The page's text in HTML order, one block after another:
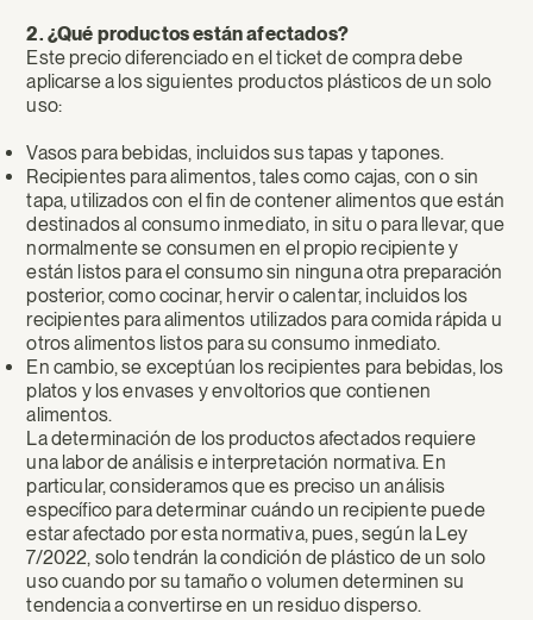
2. ¿Qué productos están afectados?
Este precio diferenciado en el ticket de compra debe
aplicarse a los siguientes productos plásticos de un solo
uso:
Vasos para bebidas, incluidos sus tapas y tapones.
Recipientes para alimentos, tales como cajas, con o sin
tapa, utilizados con el fin de contener alimentos que están
destinados al consumo inmediato, in situ o para llevar, que
normalmente se consumen en el propio recipiente y
están listos para el consumo sin ninguna otra preparación
posterior, como cocinar, hervir o calentar, incluidos los
recipientes para alimentos utilizados para comida rápida u
otros alimentos listos para su consumo inmediato.
En cambio, se exceptúan los recipientes para bebidas, los
platos y los envases y envoltorios que contienen
alimentos.
La determinación de los productos afectados requiere
una labor de análisis e interpretación normativa. En
particular, consideramos que es preciso un análisis
específico para determinar cuándo un recipiente puede
estar afectado por esta normativa, pues, según la Ley
7/2022, solo tendrán la condición de plástico de un solo
uso cuando por su tamaño o volumen determinen su
tendencia a convertirse en un residuo disperso.